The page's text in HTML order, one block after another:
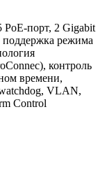
порт, 2 Gigabit
поддержка режима
контроль
времени,
VLAN,
Control